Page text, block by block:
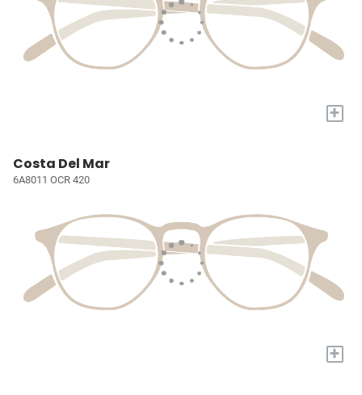
+
Costa Del Mar
6A8011 OCR 420
+